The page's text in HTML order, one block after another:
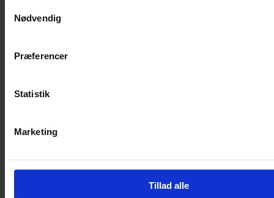
Nødvendig
Præferencer
Statistik
Marketing
Tillad alle
øjenklappen efter aftale med en ortoptist eller øjenlæge.
Øjenklappen fra Kay Fun Patch passer til alle typer briller –
som alternativ til øjenplastre, hvis man ikke kan få det til at
skånes.
dem som foretrukne tildækniingsform. Særligt for babyer er
det kritisk med en så optimal synstræning som muligt, da
synsudviklingen er mest kritisk i de første leveår.